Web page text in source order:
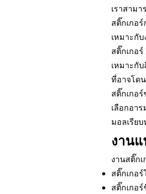
เราสาม
สติ๊กเกอ
เหมาะกั
สติ๊กเกอร์
เหมาะกั
ที่อาจโด
สติ๊กเกอร์
เลือกอา
มอลเรีย
งาน
งานสติ๊ก
สติ๊กเกอ
สติ๊กเกอ